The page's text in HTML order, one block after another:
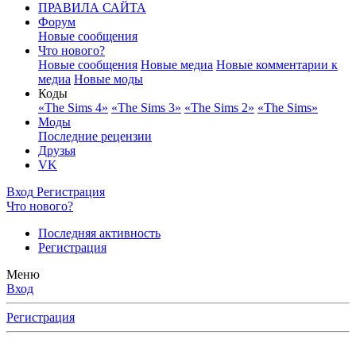
ПРАВИЛА САЙТА
Форум
Новые сообщения
Что нового?
Новые сообщения Новые медиа Новые комментарии к
медиа Новые моды
Коды
«The Sims 4» «The Sims 3» «The Sims 2» «The Sims»
Моды
Последние рецензии
Друзья
VK
Вход Регистрация
Что нового?
Последняя активность
Регистрация
Меню
Вход
Регистрация